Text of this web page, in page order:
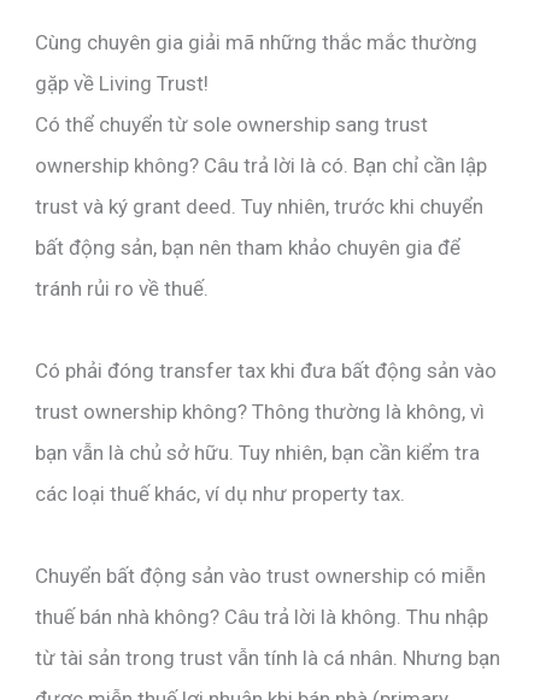
Cùng chuyên gia giải mã những thắc mắc thường
gặp về Living Trust!
Có thể chuyển từ sole ownership sang trust
ownership không? Câu trả lời là có. Bạn chỉ cần lập
trust và ký grant deed. Tuy nhiên, trước khi chuyển
bất động sản, bạn nên tham khảo chuyên gia để
tránh rủi ro về thuế.
Có phải đóng transfer tax khi đưa bất động sản vào
trust ownership không? Thông thường là không, vì
bạn vẫn là chủ sở hữu. Tuy nhiên, bạn cần kiểm tra
các loại thuế khác, ví dụ như property tax.
Chuyển bất động sản vào trust ownership có miễn
thuế bán nhà không? Câu trả lời là không. Thu nhập
từ tài sản trong trust vẫn tính là cá nhân. Nhưng bạn